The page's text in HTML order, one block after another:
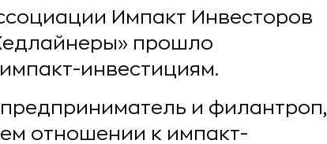
Импакт Инвесторов
прошло
инвестициям.
и филантроп,
отношении к импакт-